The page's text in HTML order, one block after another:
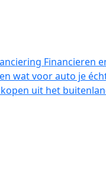
Financieren
wat voor auto je
uit het